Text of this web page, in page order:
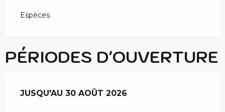
Espèces
PÉRIODES D'OUVERTURE
DU4 JUILLET 2026 AU30 AOÛT 2026
JUSQU'AU 30 AOÛT 2026